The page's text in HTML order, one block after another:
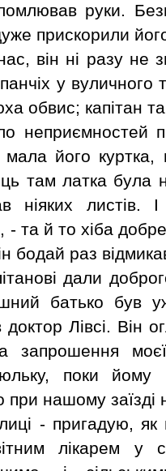
руки.
прискорили
він ні разу не
у вуличного
обвис; капітан
неприємностей
його
там латка була
ніяких листів.
- та й то хіба
бодай раз
дали
батько був
Лівсі. Він
запрошення
поки йому
нашому заїзді
- пригадую, як
лікарем у